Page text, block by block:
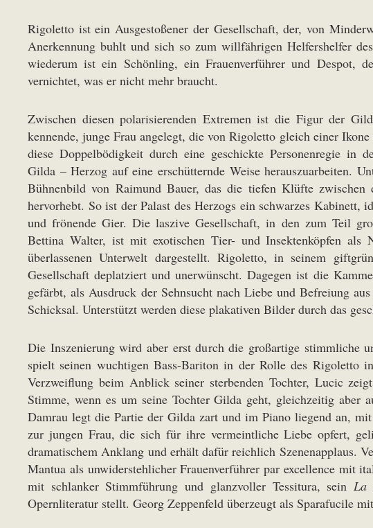
Rigoletto ist ein Ausgestoßener der Gesellschaft, der, von
Anerkennung buhlt und sich so zum willfährigen Helfershelfer
wiederum ist ein Schönling, ein Frauenverführer und Despot,
vernichtet, was er nicht mehr braucht.
Zwischen diesen polarisierenden Extremen ist die Figur der
kennende, junge Frau angelegt, die von Rigoletto gleich einer
diese Doppelbödigkeit durch eine geschickte Personenregie in
Gilda – Herzog auf eine erschütternde Weise herauszuarbeiten.
Bühnenbild von Raimund Bauer, das die tiefen Klüfte zwischen
hervorhebt. So ist der Palast des Herzogs ein schwarzes Kabinett,
und frönende Gier. Die laszive Gesellschaft, in den zum Teil
Bettina Walter, ist mit exotischen Tier- und Insektenköpfen als
überlassenen Unterwelt dargestellt. Rigoletto, in seinem
Gesellschaft deplatziert und unerwünscht. Dagegen ist die
gefärbt, als Ausdruck der Sehnsucht nach Liebe und Befreiung
Schicksal. Unterstützt werden diese plakativen Bilder durch das
Die Inszenierung wird aber erst durch die großartige stimmliche
spielt seinen wuchtigen Bass-Bariton in der Rolle des Rigoletto
Verzweiflung beim Anblick seiner sterbenden Tochter, Lucic
Stimme, wenn es um seine Tochter Gilda geht, gleichzeitig aber
Damrau legt die Partie der Gilda zart und im Piano liegend an,
zur jungen Frau, die sich für ihre vermeintliche Liebe opfert,
dramatischem Anklang und erhält dafür reichlich Szenenapplaus.
Mantua als unwiderstehlicher Frauenverführer par excellence mit
mit schlanker Stimmführung und glanzvoller Tessitura, seinLa
Opernliteratur stellt. Georg Zeppenfeld überzeugt als Sparafucile